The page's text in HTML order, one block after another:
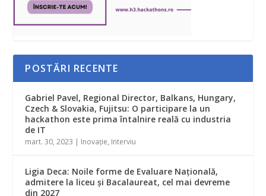
POSTĂRI RECENTE
Gabriel Pavel, Regional Director, Balkans, Hungary,
Czech & Slovakia, Fujitsu: O participare la un
hackathon este prima întalnire reală cu industria
de IT
mart. 30, 2023 | Inovație, Interviu
Ligia Deca: Noile forme de Evaluare Naţională,
admitere la liceu şi Bacalaureat, cel mai devreme
din 2027